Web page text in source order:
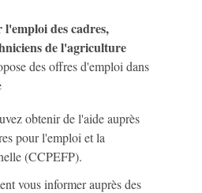
des cadres,
de l'agriculture
des offres d'emploi dans
obtenir de l'aide auprès
pour l'emploi et la
(CCPEFP).
vous informer auprès des